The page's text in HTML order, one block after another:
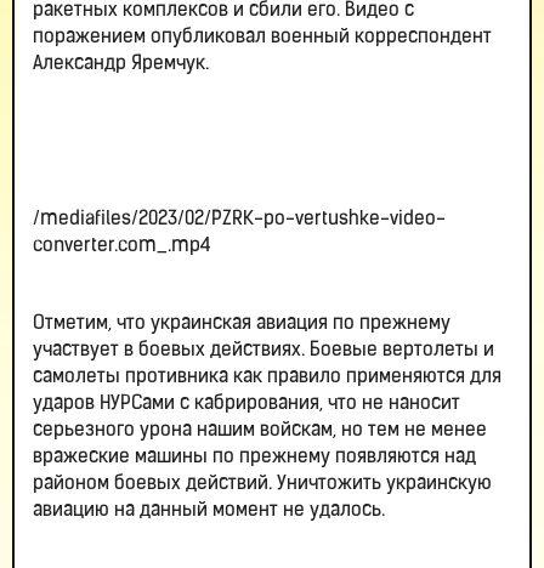
ракетных комплексов и сбили его. Видео с
поражением опубликовал военный корреспондент
Александр Яремчук.
/mediafiles/2023/02/PZRK-po-vertushke-video-
converter.com_.mp4
Отметим, что украинская авиация по прежнему
участвует в боевых действиях. Боевые вертолеты и
самолеты противника как правило применяются для
ударов НУРСами с кабрирования, что не наносит
серьезного урона нашим войскам, но тем не менее
вражеские машины по прежнему появляются над
районом боевых действий. Уничтожить украинскую
авиацию на данный момент не удалось.